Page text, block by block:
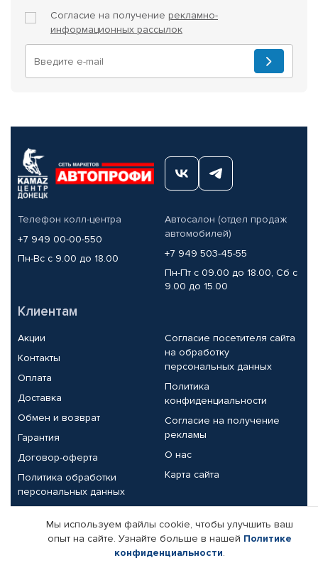
Согласие на получение рекламно-
информационных рассылок
Телефон колл-центра
+7 949 00-00-550
Пн-Вс с 9.00 до 18.00
Автосалон (отдел продаж
автомобилей)
+7 949 503-45-55
Пн-Пт с 09.00 до 18.00, Сб с
9.00 до 15.00
Клиентам
Акции
Контакты
Оплата
Доставка
Обмен и возврат
Гарантия
Договор-оферта
Политика обработки
персональных данных
Согласие посетителя сайта
на обработку
персональных данных
Политика
конфиденциальности
Согласие на получение
рекламы
О нас
Карта сайта
Партнерам
Корпоративным клиентам
Реквизиты компании
Мы используем файлы cookie, чтобы улучшить ваш
опыт на сайте. Узнайте больше в нашей Политике
конфиденциальности.